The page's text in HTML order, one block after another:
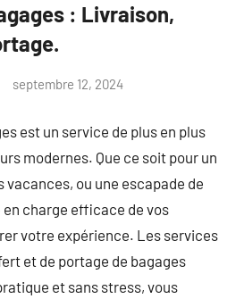
: Livraison,
septembre 12, 2024
est un service de plus en plus
modernes. Que ce soit pour un
vacances, ou une escapade de
charge efficace de vos
votre expérience. Les services
et de portage de bagages
et sans stress, vous